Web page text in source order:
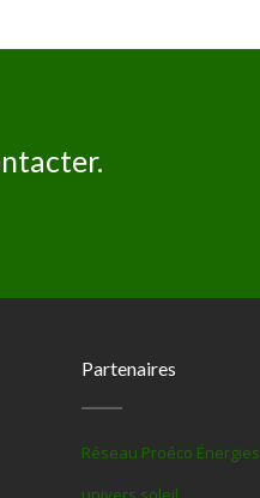
Partenaires
Réseau Proéco Énergies